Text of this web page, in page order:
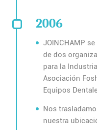
2006
JOINCHAMP
de dos
para la
Asociación
Equipos
Nos
nuestra